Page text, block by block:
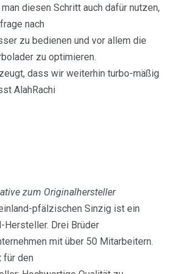
diesen Schritt auch dafür nutzen,
nach
zu bedienen und vor allem die
zu optimieren.
dass wir weiterhin turbo-mäßig
AlahRachi
zum Originalhersteller
pfälzischen Sinzig ist ein
Drei Brüder
mit über 50 Mitarbeitern.
für den